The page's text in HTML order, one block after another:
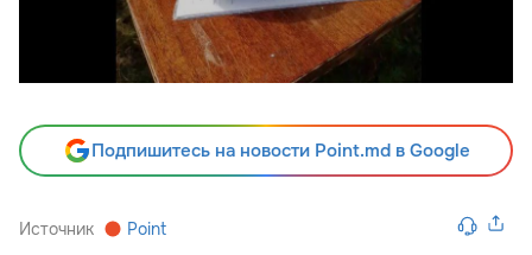
Подпишитесь на новости Point.md в Google
Источник Point